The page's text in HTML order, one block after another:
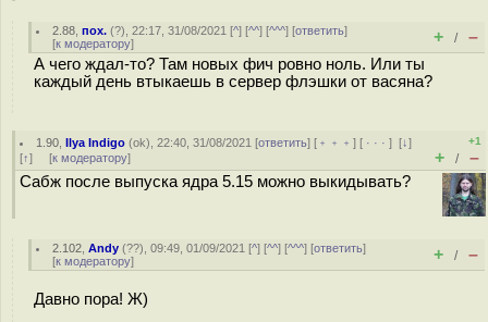
2.88 ,пох. (?), 22:17, 31/08/2021 [^] [^^] [^^^] [ответить]
[к модератору] + / –
А чего ждал-то? Там новых фич ровно ноль. Или ты
каждый день втыкаешь в сервер флэшки от васяна?
1.90 ,Ilya Indigo (ok), 22:40, 31/08/2021 [ответить] [ ﹢﹢﹢] [ · · ·][↓]
[↑] [к модератору]
+1
+ / –
Сабж после выпуска ядра 5.15 можно выкидывать?
2.102 ,Andy (??), 09:49, 01/09/2021 [^] [^^] [^^^] [ответить]
[к модератору] + / –
Давно пора! Ж)